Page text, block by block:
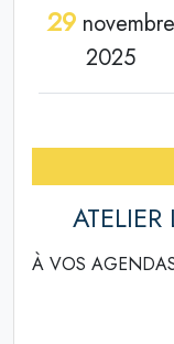
29novembre
2025
À VOS